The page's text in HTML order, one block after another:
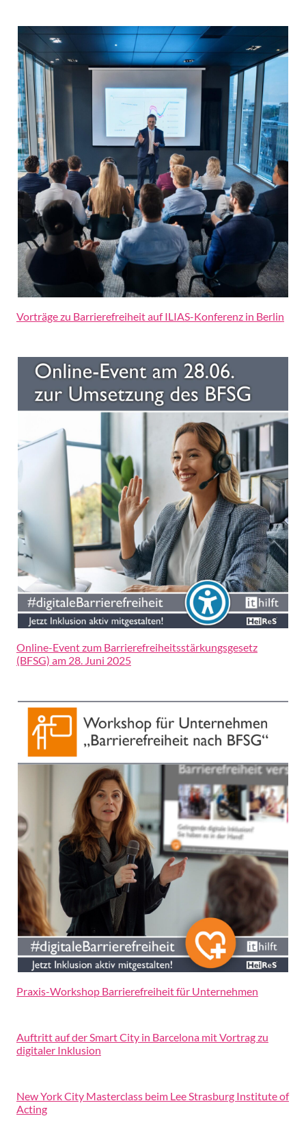
Vorträge zu Barrierefreiheit auf ILIAS-Konferenz in Berlin
Online-Event zum Barrierefreiheitsstärkungsgesetz
(BFSG) am 28. Juni 2025
Praxis-Workshop Barrierefreiheit für Unternehmen
Auftritt auf der Smart City in Barcelona mit Vortrag zu
digitaler Inklusion
New York City Masterclass beim Lee Strasburg Institute of
Acting